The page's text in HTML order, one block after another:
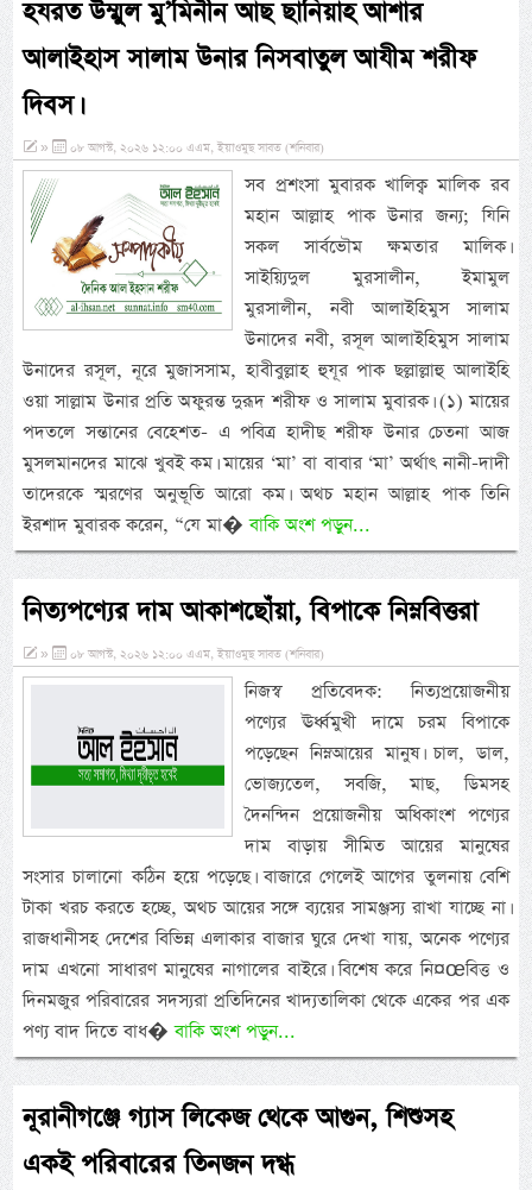
হযরত উম্মুল মু’মিনীন আছ ছানিয়াহ আশার
আলাইহাস সালাম উনার নিসবাতুল আযীম শরীফ
দিবস।
» ০৮ আগস্ট, ২০২৬ ১২:০০ এএম, ইয়াওমুছ সাবত (শনিবার)
সব প্রশংসা মুবারক খালিক্ব মালিক রব
মহান আল্লাহ পাক উনার জন্য; যিনি
সকল সার্বভৌম ক্ষমতার মালিক।
সাইয়্যিদুল মুরসালীন, ইমামুল
মুরসালীন, নবী আলাইহিমুস সালাম
উনাদের নবী, রসূল আলাইহিমুস সালাম
উনাদের রসূল, নূরে মুজাসসাম, হাবীবুল্লাহ হুযূর পাক ছল্লাল্লাহু আলাইহি
ওয়া সাল্লাম উনার প্রতি অফুরন্ত দুরূদ শরীফ ও সালাম মুবারক। (১) মায়ের
পদতলে সন্তানের বেহেশত- এ পবিত্র হাদীছ শরীফ উনার চেতনা আজ
মুসলমানদের মাঝে খুবই কম। মায়ের ‘মা’ বা বাবার ‘মা’ অর্থাৎ নানী-দাদী
তাদেরকে স্মরণের অনুভূতি আরো কম। অথচ মহান আল্লাহ পাক তিনি
ইরশাদ মুবারক করেন, “যে মা�বাকি অংশ পড়ুন...
নিত্যপণ্যের দাম আকাশছোঁয়া, বিপাকে নিম্নবিত্তরা
» ০৮ আগস্ট, ২০২৬ ১২:০০ এএম, ইয়াওমুছ সাবত (শনিবার)
নিজস্ব প্রতিবেদক: নিত্যপ্রয়োজনীয়
পণ্যের ঊর্ধ্বমুখী দামে চরম বিপাকে
পড়েছেন নিম্নআয়ের মানুষ। চাল, ডাল,
ভোজ্যতেল, সবজি, মাছ, ডিমসহ
দৈনন্দিন প্রয়োজনীয় অধিকাংশ পণ্যের
দাম বাড়ায় সীমিত আয়ের মানুষের
সংসার চালানো কঠিন হয়ে পড়েছে। বাজারে গেলেই আগের তুলনায় বেশি
টাকা খরচ করতে হচ্ছে, অথচ আয়ের সঙ্গে ব্যয়ের সামঞ্জস্য রাখা যাচ্ছে না।
রাজধানীসহ দেশের বিভিন্ন এলাকার বাজার ঘুরে দেখা যায়, অনেক পণ্যের
দাম এখনো সাধারণ মানুষের নাগালের বাইরে। বিশেষ করে নি¤œবিত্ত ও
দিনমজুর পরিবারের সদস্যরা প্রতিদিনের খাদ্যতালিকা থেকে একের পর এক
পণ্য বাদ দিতে বাধ�বাকি অংশ পড়ুন...
নূরানীগঞ্জে গ্যাস লিকেজ থেকে আগুন, শিশুসহ
একই পরিবারের তিনজন দগ্ধ